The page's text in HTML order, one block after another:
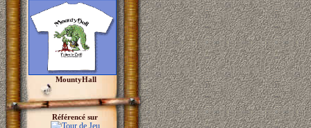
MountyHall
Référencé sur